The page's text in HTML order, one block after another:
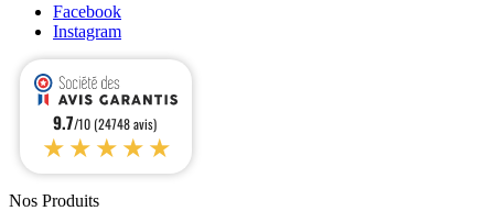
Facebook
Instagram
9.7/10 (24748 avis)
★★★★★
Nos Produits